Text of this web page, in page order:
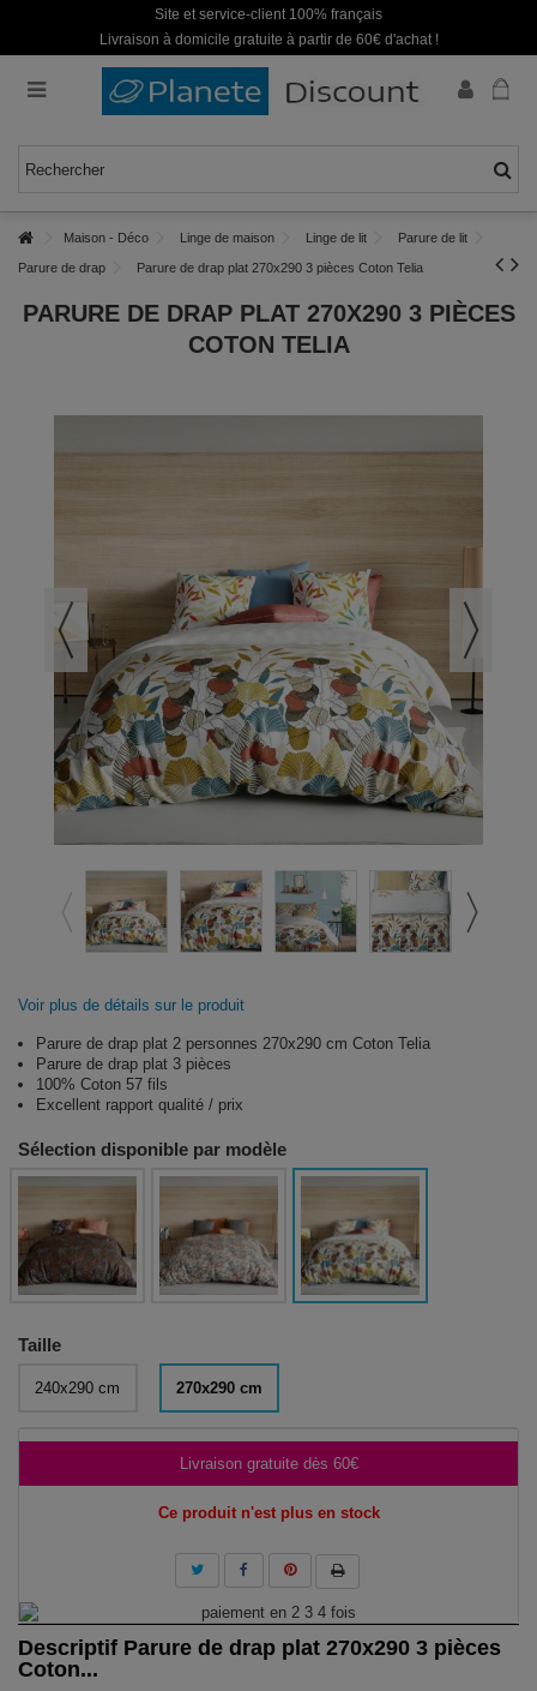
Site et service-client 100% français
Livraison à domicile gratuite à partir de 60€ d'achat !
Maison - Déco Linge de maison Linge de lit Parure de lit
Parure de drap Parure de drap plat 270x290 3 pièces Coton Telia
PARURE DE DRAP PLAT 270X290 3 PIÈCES
COTON TELIA
Voir plus de détails sur le produit
Parure de drap plat 2 personnes 270x290 cm Coton Telia
Parure de drap plat 3 pièces
100% Coton 57 fils
Excellent rapport qualité / prix
Sélection disponible par modèle
Taille
240x290 cm 270x290 cm
Livraison gratuite dès 60€
Ce produit n'est plus en stock
Descriptif Parure de drap plat 270x290 3 pièces
Coton...